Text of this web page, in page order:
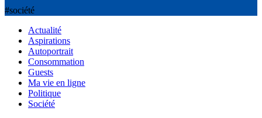
#société
Actualité
Aspirations
Autoportrait
Consommation
Guests
Ma vie en ligne
Politique
Société